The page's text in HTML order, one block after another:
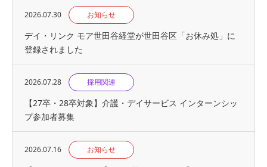
2026.07.30 お知らせ
デイ・リンク モア世田谷経堂が世田谷区「お休み処」に
登録されました
2026.07.28 採用関連
【27卒・28卒対象】介護・デイサービス インターンシッ
プ参加者募集
2026.07.16 お知らせ